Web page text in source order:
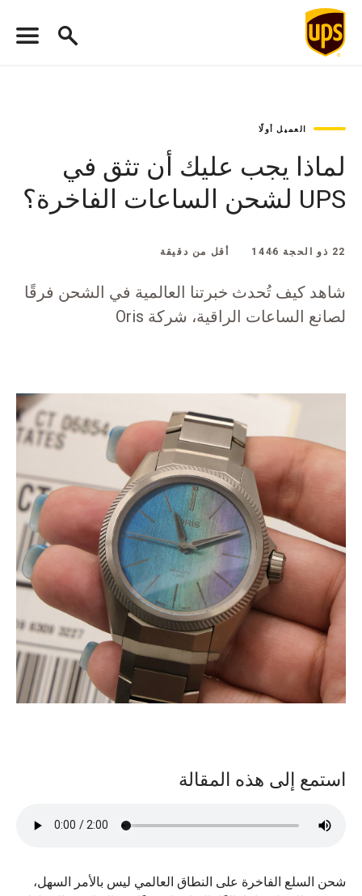
العميل أولًا
لماذا يجب عليك أن تثق في
UPS لشحن الساعات الفاخرة؟
22 ذو الحجة 1446 أقل من دقيقة
شاهد كيف تُحدث خبرتنا العالمية في الشحن فرقًا
لصانع الساعات الراقية، شركة Oris
استمع إلى هذه المقالة
شحن السلع الفاخرة على النطاق العالمي ليس بالأمر السهل،